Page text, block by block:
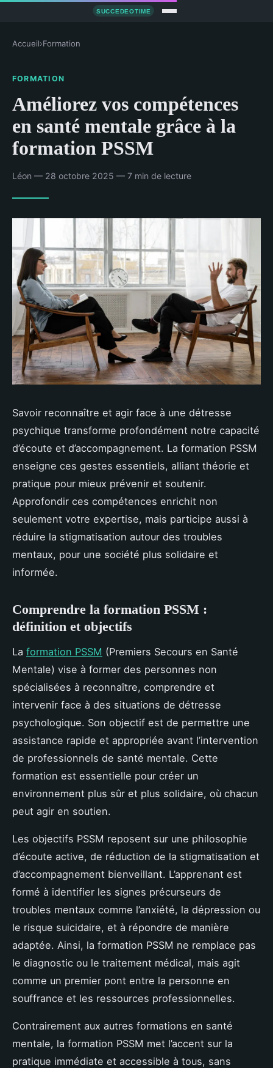
Accueil›Formation
FORMATION
Améliorez vos compétences
en santé mentale grâce à la
formation PSSM
Léon — 28 octobre 2025 — 7 min de lecture
Savoir reconnaître et agir face à une détresse
psychique transforme profondément notre capacité
d’écoute et d’accompagnement. La formation PSSM
enseigne ces gestes essentiels, alliant théorie et
pratique pour mieux prévenir et soutenir.
Approfondir ces compétences enrichit non
seulement votre expertise, mais participe aussi à
réduire la stigmatisation autour des troubles
mentaux, pour une société plus solidaire et
informée.
Comprendre la formation PSSM :
définition et objectifs
La formation PSSM (Premiers Secours en Santé
Mentale) vise à former des personnes non
spécialisées à reconnaître, comprendre et
intervenir face à des situations de détresse
psychologique. Son objectif est de permettre une
assistance rapide et appropriée avant l’intervention
de professionnels de santé mentale. Cette
formation est essentielle pour créer un
environnement plus sûr et plus solidaire, où chacun
peut agir en soutien.
Les objectifs PSSM reposent sur une philosophie
d’écoute active, de réduction de la stigmatisation et
d’accompagnement bienveillant. L’apprenant est
formé à identifier les signes précurseurs de
troubles mentaux comme l’anxiété, la dépression ou
le risque suicidaire, et à répondre de manière
adaptée. Ainsi, la formation PSSM ne remplace pas
le diagnostic ou le traitement médical, mais agit
comme un premier pont entre la personne en
souffrance et les ressources professionnelles.
Contrairement aux autres formations en santé
mentale, la formation PSSM met l’accent sur la
pratique immédiate et accessible à tous, sans